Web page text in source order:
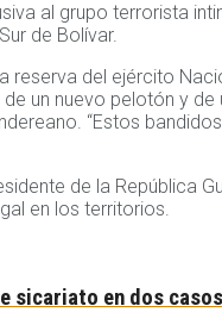
al grupo terrorista
de Bolívar.
reserva del ejército
un nuevo pelotón y
“Estos
de la República
en los territorios.
en dos